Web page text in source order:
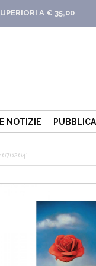
A € 35,00
NOTIZIE